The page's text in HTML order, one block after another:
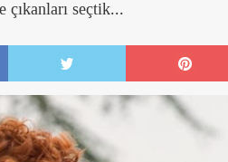
çıkanları seçtik...